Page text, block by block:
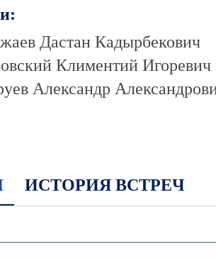
Дастан Кадырбекович
Климентий Игоревич
Александр
ИСТОРИЯ ВСТРЕЧ